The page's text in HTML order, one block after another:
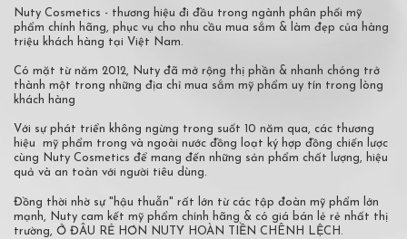
Nuty Cosmetics - thương hiệu đi đầu trong ngành phân phối mỹ
phẩm chính hãng, phục vụ cho nhu cầu mua sắm & làm đẹp của hàng
triệu khách hàng tại Việt Nam.
Có mặt từ năm 2012, Nuty đã mở rộng thị phần & nhanh chóng trở
thành một trong những địa chỉ mua sắm mỹ phẩm uy tín trong lòng
khách hàng
Với sự phát triển không ngừng trong suốt 10 năm qua, các thương
hiệu mỹ phẩm trong và ngoài nước đồng loạt ký hợp đồng chiến lược
cùng Nuty Cosmetics để mang đến những sản phẩm chất lượng, hiệu
quả và an toàn với người tiêu dùng.
Đồng thời nhờ sự "hậu thuẫn" rất lớn từ các tập đoàn mỹ phẩm lớn
mạnh, Nuty cam kết mỹ phẩm chính hãng & có giá bán lẻ rẻ nhất thị
trường, Ở ĐÂU RẺ HƠN NUTY HOÀN TIỀN CHÊNH LỆCH.